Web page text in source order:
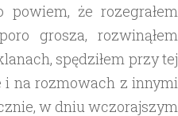
że rozegrałem
grosza, rozwinąłem
spędziłem przy tej
i na rozmowach z innymi
w dniu wczorajszym